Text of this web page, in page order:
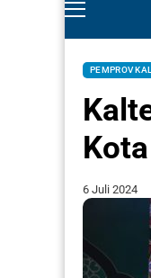
PEMPROV
6 Juli 2024